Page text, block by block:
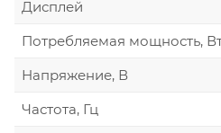
Дисплей
Потребляемая мощность,
Напряжение, В
Частота, Гц